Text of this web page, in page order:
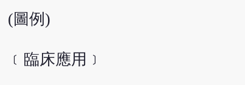
(圖例)
﹝臨床應用﹞